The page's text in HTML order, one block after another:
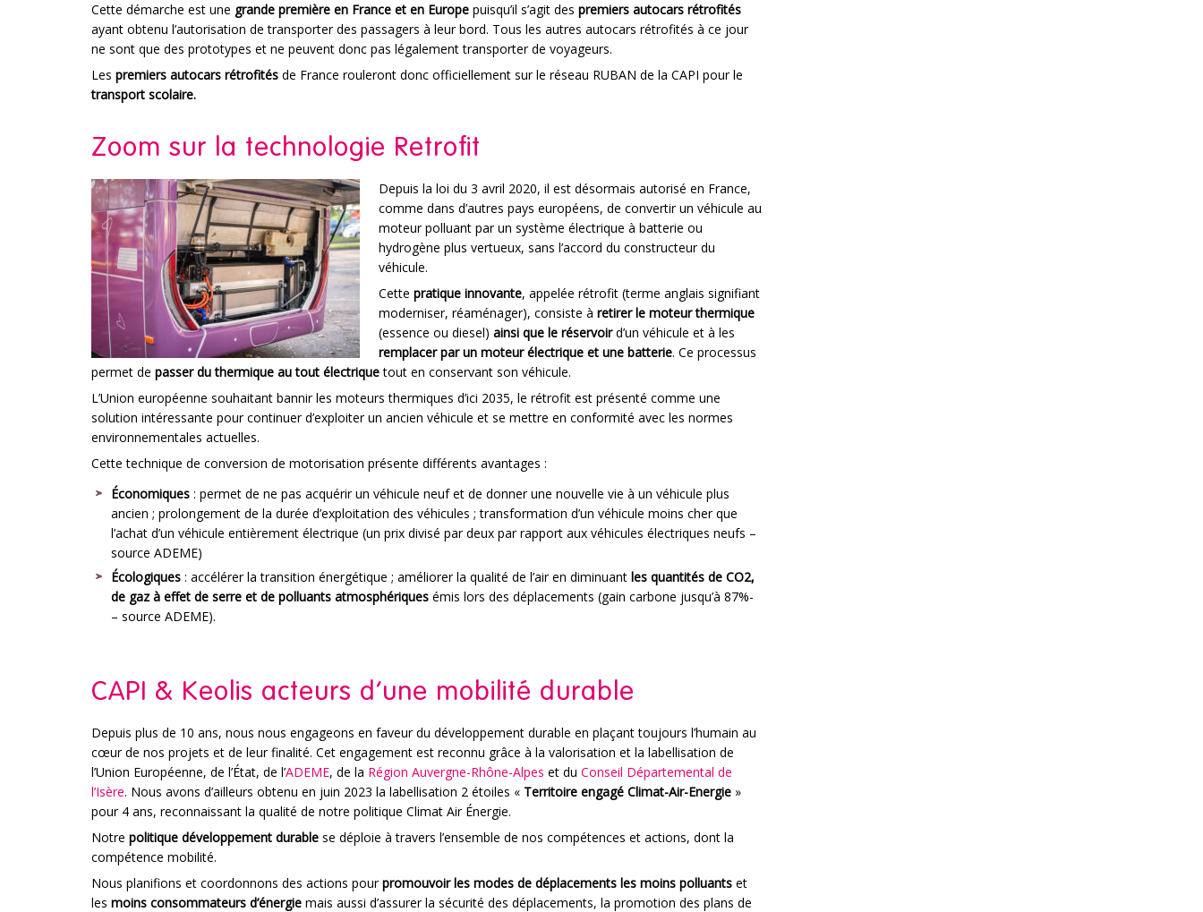
Cette démarche est une grande première en France et en Europe puisqu’il s’agit des premiers autocars rétrofités
ayant obtenu l’autorisation de transporter des passagers à leur bord. Tous les autres autocars rétrofités à ce jour
ne sont que des prototypes et ne peuvent donc pas légalement transporter de voyageurs.
Les premiers autocars rétrofités de France rouleront donc officiellement sur le réseau RUBAN de la CAPI pour le
transport scolaire.
Zoom sur la technologie Retrofit
Depuis la loi du 3 avril 2020, il est désormais autorisé en France,
comme dans d’autres pays européens, de convertir un véhicule au
moteur polluant par un système électrique à batterie ou
hydrogène plus vertueux, sans l’accord du constructeur du
véhicule.
Cette pratique innovante, appelée rétrofit (terme anglais signifiant
moderniser, réaménager), consiste à retirer le moteur thermique
(essence ou diesel) ainsi que le réservoird’un véhicule et à les
remplacer par un moteur électrique et une batterie. Ce processus
permet de passer du thermique au tout électriquetout en conservant son véhicule.
L’Union européenne souhaitant bannir les moteurs thermiques d’ici 2035, le rétrofit est présenté comme une
solution intéressante pour continuer d’exploiter un ancien véhicule et se mettre en conformité avec les normes
environnementales actuelles.
Cette technique de conversion de motorisation présente différents avantages :
Économiques : permet de ne pas acquérir un véhicule neuf et de donner une nouvelle vie à un véhicule plus
ancien ; prolongement de la durée d’exploitation des véhicules ; transformation d’un véhicule moins cher que
l’achat d’un véhicule entièrement électrique (un prix divisé par deux par rapport aux véhicules électriques neufs –
source ADEME)
Écologiques : accélérer la transition énergétique ; améliorer la qualité de l’air en diminuant les quantités de CO2,
de gaz à effet de serre et de polluants atmosphériques émis lors des déplacements (gain carbone jusqu’à 87%-
– source ADEME).
CAPI & Keolis acteurs d’une mobilité durable
Depuis plus de 10 ans, nous nous engageons en faveur du développement durable en plaçant toujours l’humain au
cœur de nos projets et de leur finalité. Cet engagement est reconnu grâce à la valorisation et la labellisation de
l’Union Européenne, de l’État, de l’ADEME, de la Région Auvergne-Rhône-Alpes et du Conseil Départemental de
l’Isère. Nous avons d’ailleurs obtenu en juin 2023 la labellisation 2 étoiles « Territoire engagé Climat-Air-Energie »
pour 4 ans, reconnaissant la qualité de notre politique Climat Air Énergie.
Notre politique développement durable se déploie à travers l’ensemble de nos compétences et actions, dont la
compétence mobilité.
Nous planifions et coordonnons des actions pourpromouvoir les modes de déplacements les moins polluants et
les moins consommateurs d’énergie mais aussi d’assurer la sécurité des déplacements, la promotion des plans de